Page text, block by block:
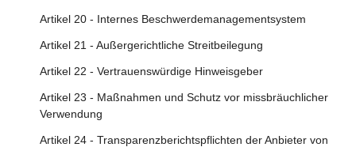
Artikel 20 - Internes Beschwerdemanagementsystem
Artikel 21 - Außergerichtliche Streitbeilegung
Artikel 22 - Vertrauenswürdige Hinweisgeber
Artikel 23 - Maßnahmen und Schutz vor missbräuchlicher
Verwendung
Artikel 24 - Transparenzberichtspflichten der Anbieter von